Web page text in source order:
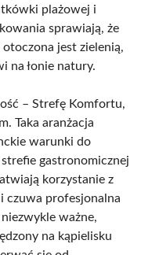
plażowej i
sprawiają, że
otoczona jest zielenią,
na łonie natury.
– Strefę Komfortu,
Taka aranżacja
warunki do
gastronomicznej
korzystanie z
czuwa profesjonalna
ważne,
na kąpielisku